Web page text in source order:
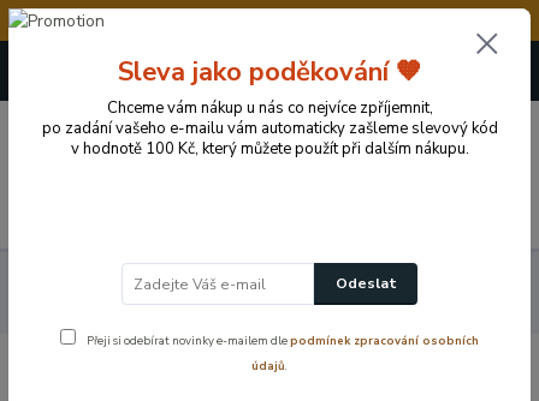
💥Vážení zákazníci, v době od 8.8. - 15.8.2026
+420 724 722 973
(Po-Pá, 09-17 hod.)
0 Kč
Koupelnové vybavení a doplňky
Vodovodní baterie
Náhradní díly - vodovodní baterie
Montážní sady
Sleva jako poděkování 🧡
Chceme vám nákup u nás co nejvíce zpříjemnit,
po zadání vašeho e-mailu vám automaticky zašleme slevový kód
v hodnotě 100 Kč, který můžete použít při dalším nákupu.
Odeslat
Přeji si odebírat novinky e-mailem dlepodmínek zpracování osobních
údajů.